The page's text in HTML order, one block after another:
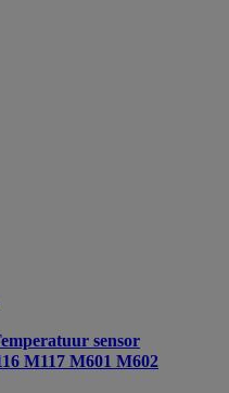
sensor
M117 M601 M602